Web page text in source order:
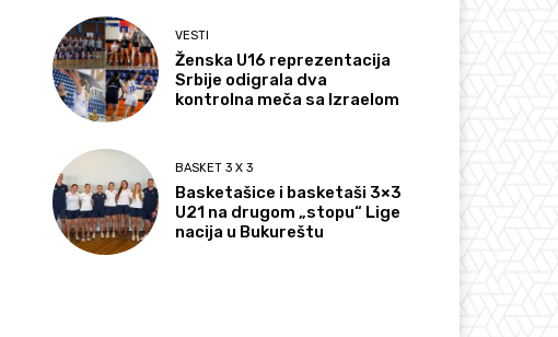
VESTI
Ženska U16 reprezentacija
Srbije odigrala dva
kontrolna meča sa Izraelom
BASKET 3 X 3
Basketašice i basketaši 3×3
U21 na drugom „stopu“ Lige
nacija u Bukureštu